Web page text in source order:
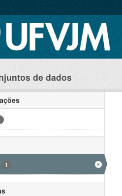
de dados
1